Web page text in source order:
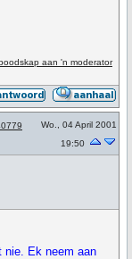
aan 'n moderator
Wo., 04 April 2001
19:50
nie. Ek neem aan